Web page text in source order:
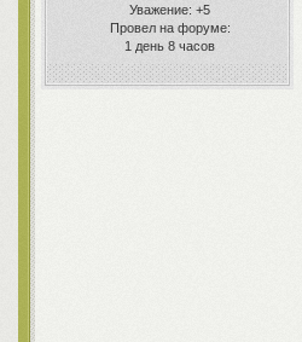
Уважение: +5
Провел на форуме:
1 день 8 часов